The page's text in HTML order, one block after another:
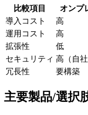
比較項目 オンプ
導入コスト
高
運用コスト
高
拡張性
低
セキュリティ 高（自社
冗長性
要構築
主要製品/選択